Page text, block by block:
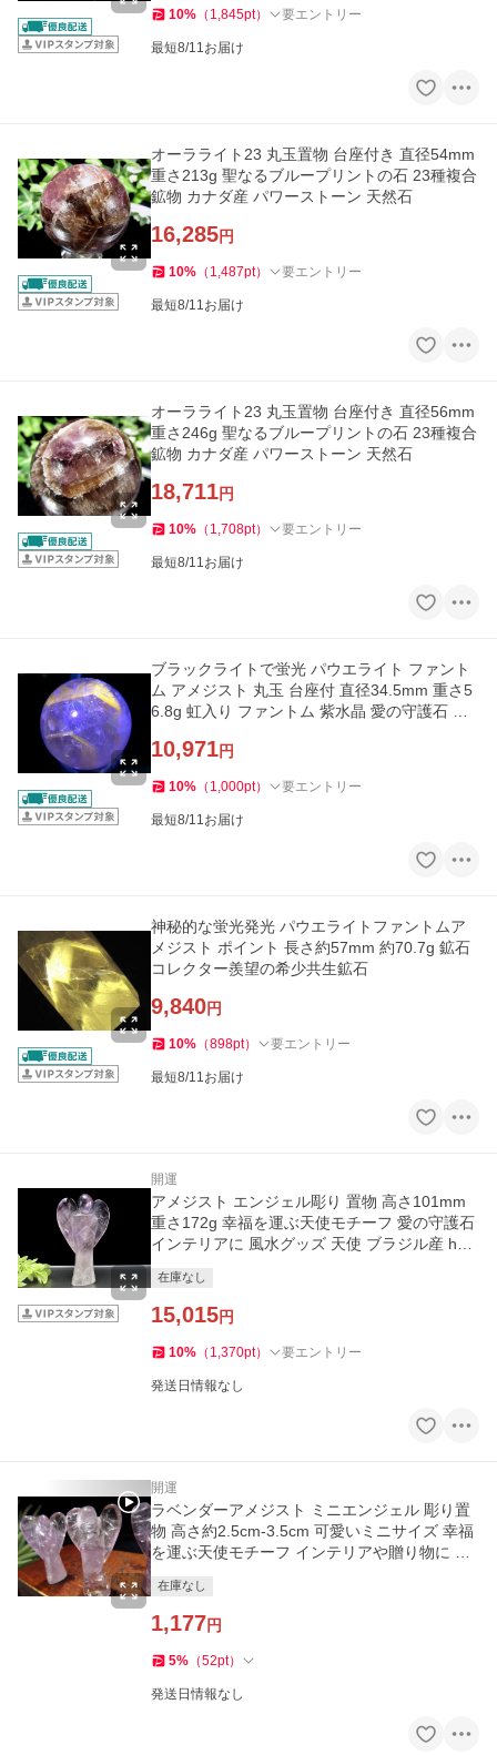
10% （ 1,845pt） 要エントリー
最短8/11お届け
オーラライト23 丸玉置物 台座付き 直径54mm
重さ213g 聖なるブループリントの石 23種複合
鉱物 カナダ産 パワーストーン 天然石
16,285円
10% （ 1,487pt） 要エントリー
最短8/11お届け
オーラライト23 丸玉置物 台座付き 直径56mm
重さ246g 聖なるブループリントの石 23種複合
鉱物 カナダ産 パワーストーン 天然石
18,711円
10% （ 1,708pt） 要エントリー
最短8/11お届け
ブラックライトで蛍光 パウエライト ファント
ム アメジスト 丸玉 台座付 直径34.5mm 重さ5
6.8g 虹入り ファントム 紫水晶 愛の守護石 一
10,971円
10% （ 1,000pt） 要エントリー
最短8/11お届け
神秘的な蛍光発光 パウエライトファントムア
メジスト ポイント 長さ約57mm 約70.7g 鉱石
コレクター羨望の希少共生鉱石
9,840円
10% （898pt） 要エントリー
最短8/11お届け
開運
アメジスト エンジェル彫り 置物 高さ101mm
重さ172g 幸福を運ぶ天使モチーフ 愛の守護石
インテリアに 風水グッズ 天使 ブラジル産 hos
在庫なし
15,015円
10% （ 1,370pt） 要エントリー
発送日情報なし
開運
ラベンダーアメジスト ミニエンジェル 彫り置
物 高さ約2.5cm-3.5cm 可愛いミニサイズ 幸福
を運ぶ天使モチーフ インテリアや贈り物に ブ
在庫なし
1,177円
5% （52pt）
発送日情報なし